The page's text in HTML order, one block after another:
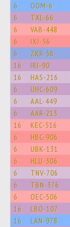
6 OOM-6
6 TXL-66
6 VAB-448
6 IXJ-56
6 ZKR-58
16 IRJ-90
16 HAS-216
6 UHC-609
6 AAL-449
6 AAR-213
16 KEC-516
6 HBC-906
6 UBK-131
6 HLU-306
6 TNV-706
6 TBN-376
6 OEC-506
16 LBO-107
16 LAN-978